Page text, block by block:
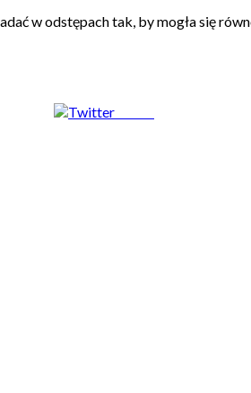
w odstępach tak, by mogła się